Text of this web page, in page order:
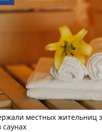
местных жительниц
саунах